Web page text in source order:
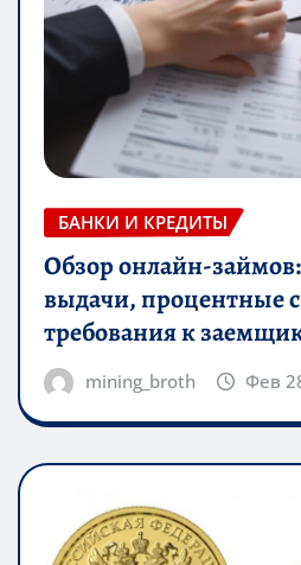
БАНКИ И КРЕДИТЫ
Обзор онлайн-
выдачи, процентные
требования к
mining_broth Фев